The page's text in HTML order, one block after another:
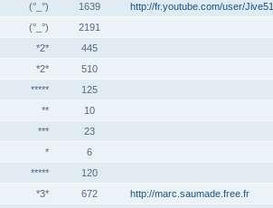
(°_°)
1639 http://fr.youtube.com/user/Jive51
(°_°)
2191
*2*
445
*2*
510
*****
125
**
10
***
23
*
6
*****
120
*3*
672 http://marc.saumade.free.fr